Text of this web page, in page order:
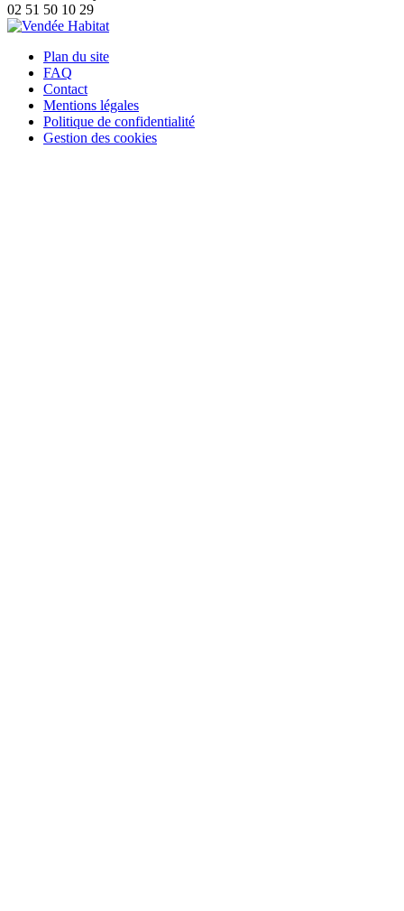
02 51 50 10 29
Plan du site
FAQ
Contact
Mentions légales
Politique de confidentialité
Gestion des cookies